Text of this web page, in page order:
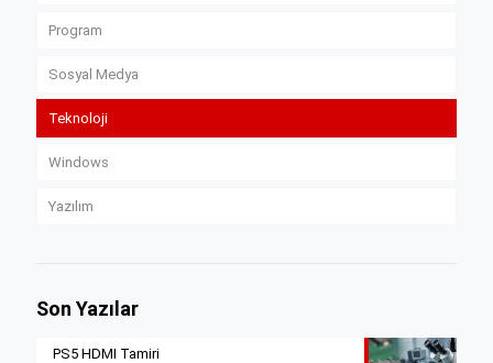
Program
Sosyal Medya
Teknoloji
Windows
Yazılım
Son Yazılar
PS5 HDMI Tamiri